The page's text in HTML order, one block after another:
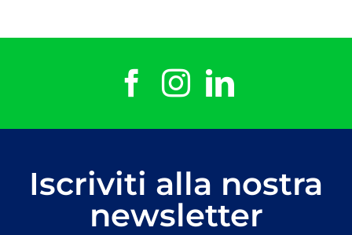
Iscriviti alla nostra
newsletter